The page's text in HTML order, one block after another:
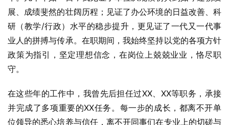
展、成绩斐然的壮阔历程；见证了办公环境的日益改善、科
研（教学/行政）水平的稳步提升，更见证了一代又一代事
业人的拼搏与传承。在职期间，我始终坚持以党的各项方针
政策为指引，坚定理想信念，在岗位上兢兢业业，恪尽职
守。
在这些年的工作中，我曾先后担任过XX、XX等职务，承接
并完成了多项重要的XX任务。每一步的成长，都离不开单
位领导的悉心培养与信任，离不开同事们在专业上的切磋与